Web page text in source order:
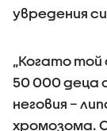
увредения
„Когато той
50 000 деца
неговия –
хромозома.